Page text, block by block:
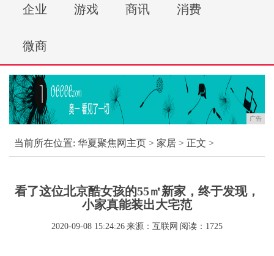
企业 游戏 商讯 消费
微商
广告
当前所在位置: 华夏聚焦网主页 > 家居 > 正文 >
看了这位北京酷女孩的55㎡新家，终于发现，
小家真能装出大宅范
2020-09-08 15:24:26 来源：互联网 阅读：1725